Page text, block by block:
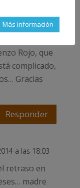
es
contacto? Lo
Rojo, que
complicado,
Gracias
Responder
a las 18:03
retraso en
madre
Más información